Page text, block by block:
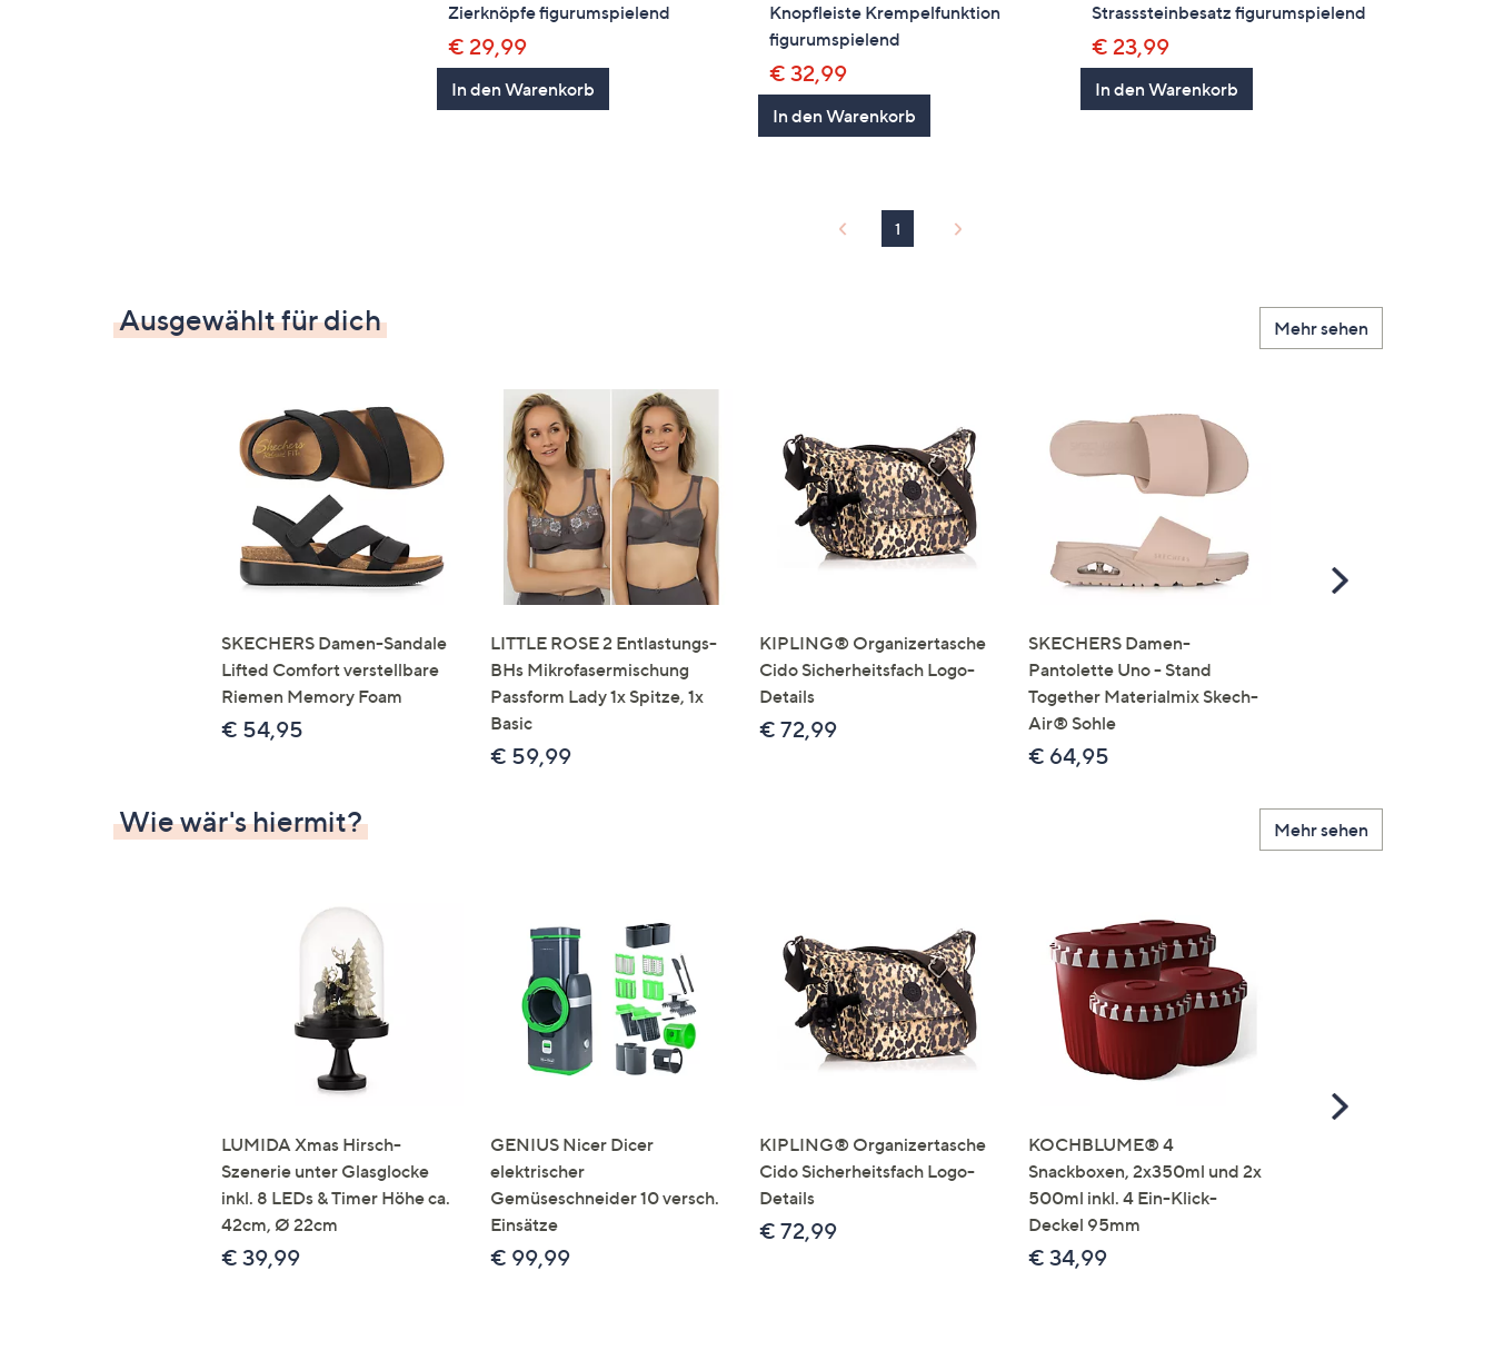
Zierknöpfe figurumspielend
€ 29,99
In den Warenkorb
Knopfleiste Krempelfunktion
figurumspielend
€ 32,99
In den Warenkorb
Strasssteinbesatz figurumspielend
€ 23,99
In den Warenkorb
1
Ausgewählt für dich Mehr sehen
SKECHERS Damen-Sandale
Lifted Comfort verstellbare
Riemen Memory Foam
€ 54,95
LITTLE ROSE 2 Entlastungs-
BHs Mikrofasermischung
Passform Lady 1x Spitze, 1x
Basic
€ 59,99
KIPLING® Organizertasche
Cido Sicherheitsfach Logo-
Details
€ 72,99
SKECHERS Damen-
Pantolette Uno - Stand
Together Materialmix Skech-
Air® Sohle
€ 64,95
Scroll
Wie wär's hiermit? Mehr sehen
LUMIDA Xmas Hirsch-
Szenerie unter Glasglocke
inkl. 8 LEDs & Timer Höhe ca.
42cm, Ø 22cm
€ 39,99
GENIUS Nicer Dicer
elektrischer
Gemüseschneider 10 versch.
Einsätze
€ 99,99
KIPLING® Organizertasche
Cido Sicherheitsfach Logo-
Details
€ 72,99
KOCHBLUME® 4
Snackboxen, 2x350ml und 2x
500ml inkl. 4 Ein-Klick-
Deckel 95mm
€ 34,99
Scroll